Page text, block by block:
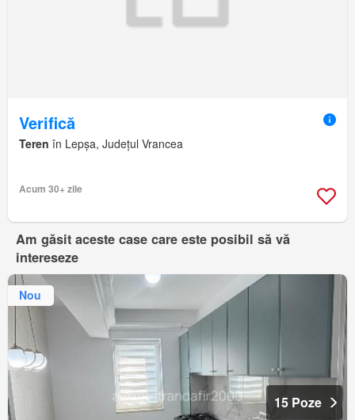
Verifică
Teren în Lepșa, Județul Vrancea
Acum 30+ zile
Am găsit aceste case care este posibil să vă
intereseze
Nou
15 Poze